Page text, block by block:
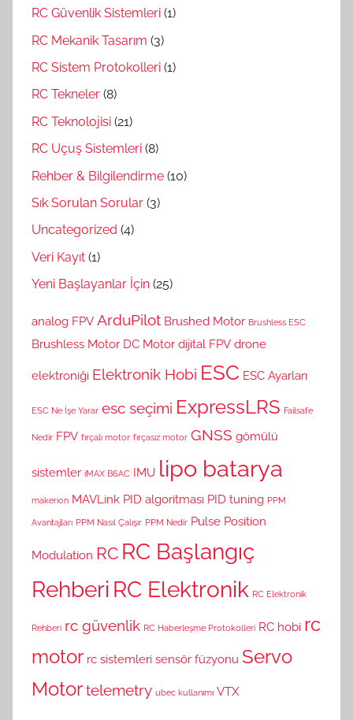
RC Güvenlik Sistemleri (1)
RC Mekanik Tasarım (3)
RC Sistem Protokolleri (1)
RC Tekneler (8)
RC Teknolojisi (21)
RC Uçuş Sistemleri (8)
Rehber & Bilgilendirme (10)
Sık Sorulan Sorular (3)
Uncategorized (4)
Veri Kayıt (1)
Yeni Başlayanlar İçin (25)
analog FPV ArduPilot Brushed Motor Brushless ESC
Brushless Motor DC Motor dijital FPV drone
elektroniği Elektronik Hobi ESC ESC Ayarları
ESC Ne İşe Yarar esc seçimi ExpressLRS Failsafe
Nedir FPV fırçalı motor fırçasız motor GNSS gömülü
sistemler iMAX B6AC IMU lipo batarya
makerion MAVLink PID algoritması PID tuning PPM
Avantajları PPM Nasıl Çalışır PPM Nedir Pulse Position
Modulation RC RC Başlangıç
Rehberi RC Elektronik RC Elektronik
Rehberi rc güvenlik RC Haberleşme Protokolleri RC hobi rc
motor rc sistemleri sensör füzyonu Servo
Motortelemetry ubec kullanımı VTX